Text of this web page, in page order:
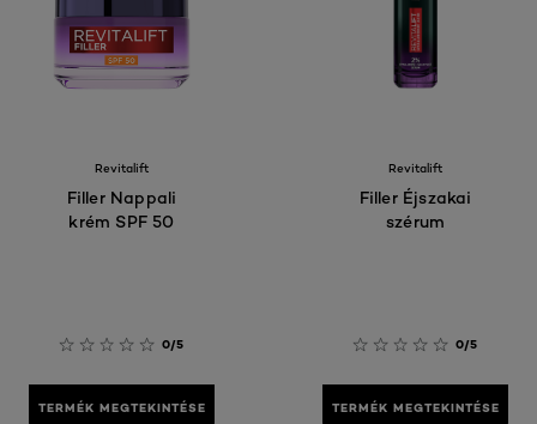
Revitalift
Filler Nappali
krém SPF 50
0/5
TERMÉK MEGTEKINTÉSE
Revitalift
Filler Éjszakai
szérum
0/5
TERMÉK MEGTEKINTÉSE